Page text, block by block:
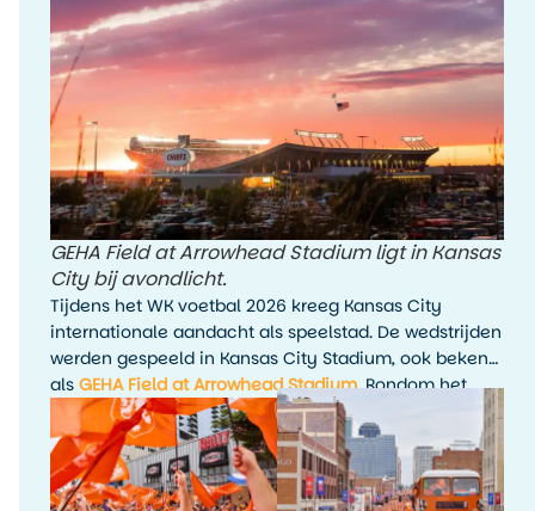
GEHA Field at Arrowhead Stadium ligt in Kansas
City bij avondlicht.
Tijdens het WK voetbal 2026 kreeg Kansas City
internationale aandacht als speelstad. De wedstrijden
werden gespeeld in Kansas City Stadium, ook bekend
als GEHA Field at Arrowhead Stadium. Rondom het
toernooi waren er fanactiviteiten, kijkfeesten en
evenementen in de stad.